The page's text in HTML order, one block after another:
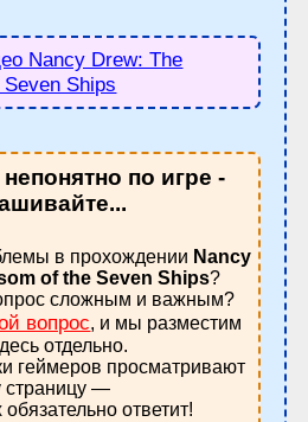
Nancy Drew: The
Ships
по игре -
в прохождении Nancy
of the Seven Ships?
сложным и важным?
вопрос, и мы разместим
отдельно.
геймеров просматривают
страницу —
обязательно ответит!